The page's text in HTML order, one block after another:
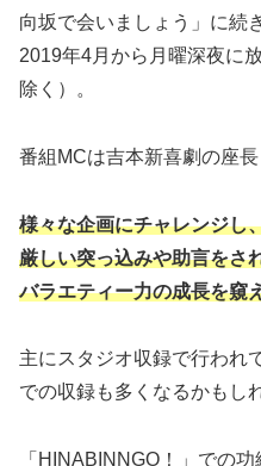
向坂で会いましょう」に続
2019年4月から月曜深夜に
除く）。
番組MCは吉本新喜劇の座長
様々な企画にチャレンジし
厳しい突っ込みや助言をさ
バラエティー力の成長を窺
主にスタジオ収録で行われ
での収録も多くなるかもし
「HINABINNGO！」での